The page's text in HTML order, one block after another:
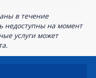
в течение
недоступны на момент
услуги может